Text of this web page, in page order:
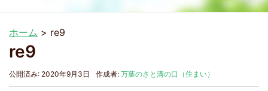
ホーム > re9
re9
公開済み: 2020年9月3日 作成者: 万葉のさと溝の口（住まい）